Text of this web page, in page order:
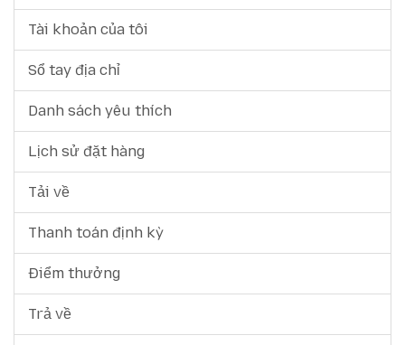
Tài khoản của tôi
Sổ tay địa chỉ
Danh sách yêu thích
Lịch sử đặt hàng
Tải về
Thanh toán định kỳ
Điểm thưởng
Trả về